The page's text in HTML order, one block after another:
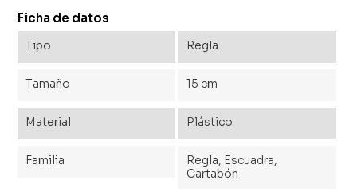
Ficha de datos
Tipo Regla
Tamaño 15 cm
Material Plástico
Familia
Regla, Escuadra,
Cartabón